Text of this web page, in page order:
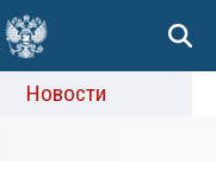
Новости